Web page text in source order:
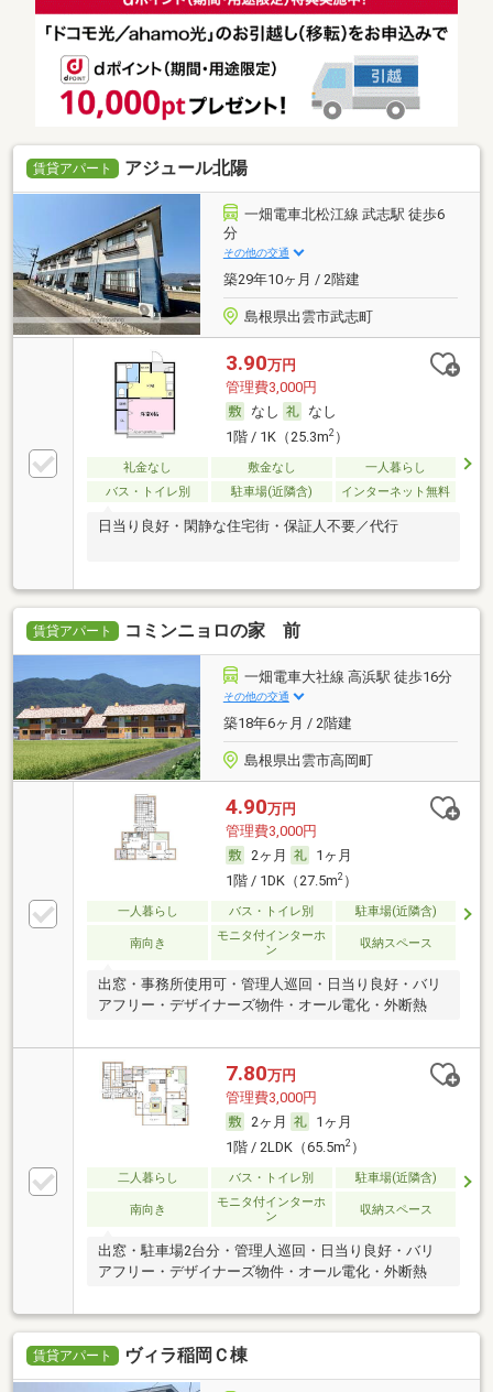
賃貸アパート アジュール北陽
一畑電車北松江線 武志駅 徒歩6
分
その他の交通
築29年10ヶ月 / 2階建
島根県出雲市武志町
3.90万円
管理費3,000円
なし
なし
1階 / 1K（25.3m2）
礼金なし 敷金なし
一人暮らし
バス・トイレ別
駐車場(近隣含) インターネット無料
日当り良好・閑静な住宅街・保証人不要／代行
賃貸アパート コミンニョロの家 前
一畑電車大社線 高浜駅 徒歩16分
その他の交通
築18年6ヶ月 / 2階建
島根県出雲市高岡町
4.90万円
管理費3,000円
2ヶ月
1ヶ月
1階 / 1DK（27.5m2）
一人暮らし バス・トイレ別 駐車場(近隣含)
南向き
モニタ付インターホ
ン
収納スペース
出窓・事務所使用可・管理人巡回・日当り良好・バリ
アフリー・デザイナーズ物件・オール電化・外断熱
7.80万円
管理費3,000円
2ヶ月
1ヶ月
1階 / 2LDK（65.5m2）
二人暮らし バス・トイレ別 駐車場(近隣含)
南向き
モニタ付インターホ
ン
収納スペース
出窓・駐車場2台分・管理人巡回・日当り良好・バリ
アフリー・デザイナーズ物件・オール電化・外断熱
賃貸アパート ヴィラ稲岡Ｃ棟